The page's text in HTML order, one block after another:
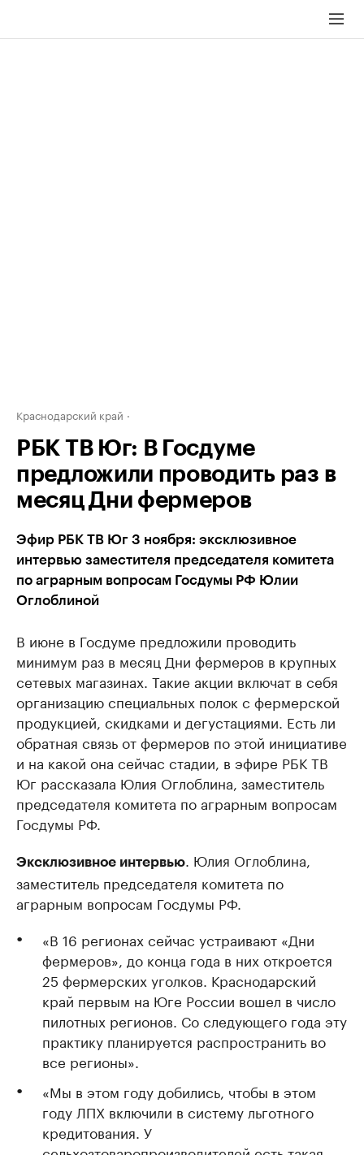
Краснодарский край
РБК ТВ Юг: В Госдуме
предложили проводить раз в
месяц Дни фермеров
Эфир РБК ТВ Юг 3 ноября: эксклюзивное
интервью заместителя председателя комитета
по аграрным вопросам Госдумы РФ Юлии
Оглоблиной
В июне в Госдуме предложили проводить
минимум раз в месяц Дни фермеров в крупных
сетевых магазинах. Такие акции включат в себя
организацию специальных полок с фермерской
продукцией, скидками и дегустациями. Есть ли
обратная связь от фермеров по этой инициативе
и на какой она сейчас стадии, в эфире РБК ТВ
Юг рассказала Юлия Оглоблина, заместитель
председателя комитета по аграрным вопросам
Госдумы РФ.
Эксклюзивное интервью
. Юлия Оглоблина,
заместитель председателя комитета по
аграрным вопросам Госдумы РФ.
«В 16 регионах сейчас устраивают «Дни
фермеров», до конца года в них откроется
25 фермерских уголков. Краснодарский
край первым на Юге России вошел в число
пилотных регионов. Со следующего года эту
практику планируется распространить во
все регионы».
«Мы в этом году добились, чтобы в этом
году ЛПХ включили в систему льготного
кредитования. У